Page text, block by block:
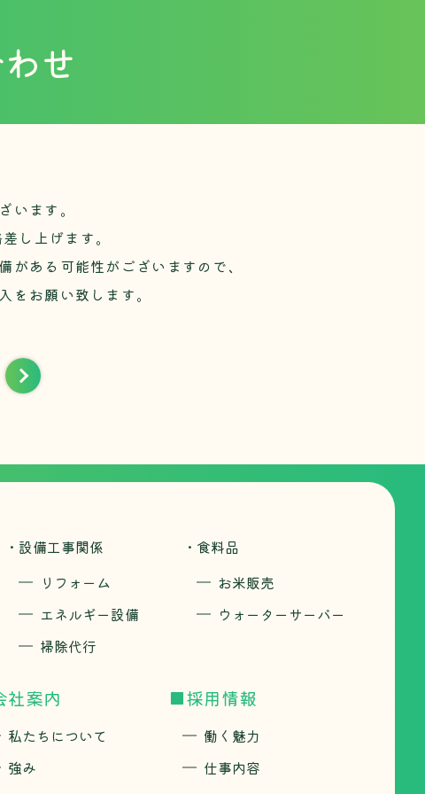
せ
います。
し上げます。
ある可能性がございますので、
をお願い致します。
・設備工事関係
リフォーム
エネルギー設備
掃除代行
・食料品
お米販売
ウォーターサーバー
案内
私たちについて
強み
■採用情報
働く魅力
仕事内容